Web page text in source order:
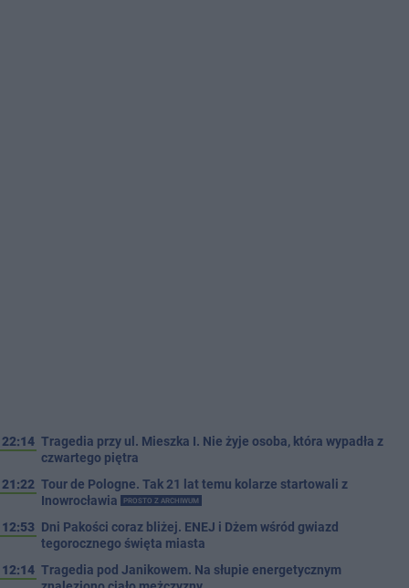
22:14 Tragedia przy ul. Mieszka I. Nie żyje osoba, która wypadła z
czwartego piętra
21:22 Tour de Pologne. Tak 21 lat temu kolarze startowali z
Inowrocławia
PROSTO Z ARCHIWUM
12:53 Dni Pakości coraz bliżej. ENEJ i Dżem wśród gwiazd
tegorocznego święta miasta
12:14 Tragedia pod Janikowem. Na słupie energetycznym